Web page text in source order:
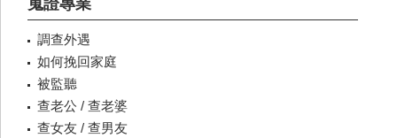
蒐證專業
調查外遇
如何挽回家庭
被監聽
查老公 / 查老婆
查女友 / 查男友